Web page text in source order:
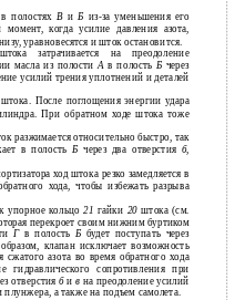
полостях ВиБ из-за уменьшения его
когда усилие давления азота,
уравновесятся и шток остановится.
затрачивается на преодоление
масла из полостиАв полость Б через
усилий трения уплотнений и деталей
После поглощения энергии удара
При обратном ходе штока тоже
разжимается относительно быстро, так
в полость Б через два отверстия б,
ход штока резко замедляется в
хода, чтобы избежать разрыва
упорное кольцо21 гайки 20штока (см.
перекроет своим нижним буртиком
Г в полостьБбудет поступать через
клапан исключает возможность
сжатого азота во время обратного хода
гидравлического сопротивления при
отверстия бив на преодоление усилий
а также на подъем самолета.